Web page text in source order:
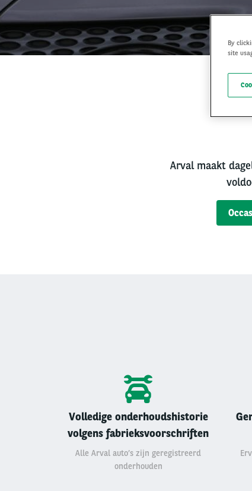
Arval maakt
Volledige onderhoudshistorie
volgens fabrieksvoorschriften
Alle Arval auto’s zijn geregistreerd
onderhouden
By
site